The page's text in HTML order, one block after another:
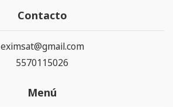
Contacto
eximsat@gmail.com
5570115026
Menú